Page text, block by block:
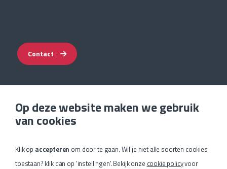
Contact
Impressum
Cookie-instellingen
Sitemap
Op deze website maken we gebruik
van cookies
Klik op accepteren om door te gaan. Wil je niet alle soorten cookies
toestaan? klik dan op 'instellingen'. Bekijk onze cookie policyvoor